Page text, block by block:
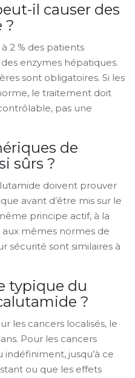
il causer des
?
2 % des patients
enzymes hépatiques.
sont obligatoires. Si les
le traitement doit
pas une
de
sûrs ?
doivent prouver
avant d’être mis sur le
principe actif, à la
mêmes normes de
sécurité sont similaires à
typique du
?
les cancers localisés, le
Pour les cancers
jusqu’à ce
ou que les effets